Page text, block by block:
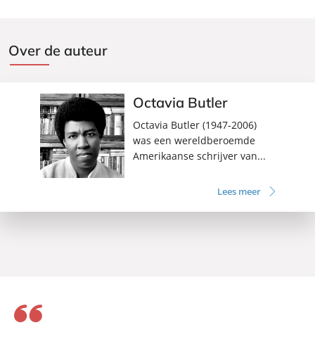
Over de auteur
Octavia Butler
Octavia Butler (1947-2006)
was een wereldberoemde
Amerikaanse schrijver van...
Lees meer